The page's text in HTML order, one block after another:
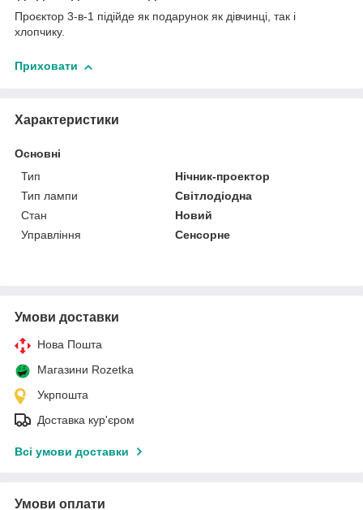
Проєктор 3-в-1 підійде як подарунок як дівчинці, так і
хлопчику.
Приховати
Характеристики
Основні
Тип
Нічник-проектор
Тип лампи
Світлодіодна
Стан
Новий
Управління
Сенсорне
Умови доставки
Нова Пошта
Магазини Rozetka
Укрпошта
Доставка кур'єром
Всі умови доставки
Умови оплати